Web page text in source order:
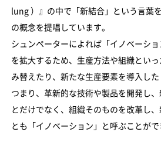
lung ）』の中で「新結合」という言葉
の概念を提唱しています。
シュンペーターによれば「イノベーシ
を拡大するため、生産方法や組織とい
み替えたり、新たな生産要素を導入した
つまり、革新的な技術や製品を開発し
とだけでなく、組織そのものを改革し
とも「イノベーション」と呼ぶことがで